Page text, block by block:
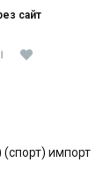
сайт
импорт